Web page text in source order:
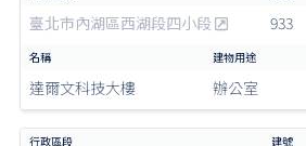
臺北市內湖區西湖段四小段 933
達爾文科技大樓 辦公室